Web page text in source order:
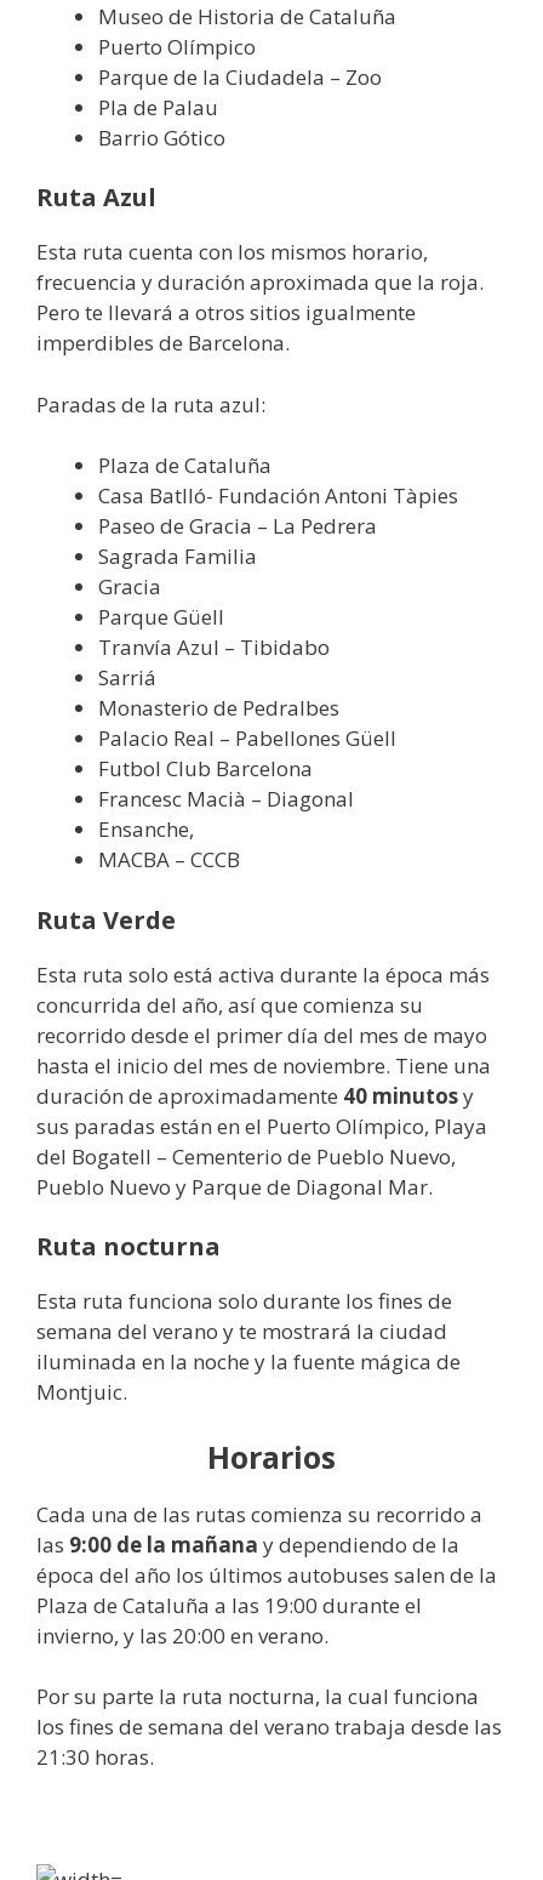
Museo de Historia de Cataluña
Puerto Olímpico
Parque de la Ciudadela – Zoo
Pla de Palau
Barrio Gótico
Ruta Azul
Esta ruta cuenta con los mismos horario,
frecuencia y duración aproximada que la roja.
Pero te llevará a otros sitios igualmente
imperdibles de Barcelona.
Paradas de la ruta azul:
Plaza de Cataluña
Casa Batlló- Fundación Antoni Tàpies
Paseo de Gracia – La Pedrera
Sagrada Familia
Gracia
Parque Güell
Tranvía Azul – Tibidabo
Sarriá
Monasterio de Pedralbes
Palacio Real – Pabellones Güell
Futbol Club Barcelona
Francesc Macià – Diagonal
Ensanche,
MACBA – CCCB
Ruta Verde
Esta ruta solo está activa durante la época más
concurrida del año, así que comienza su
recorrido desde el primer día del mes de mayo
hasta el inicio del mes de noviembre. Tiene una
duración de aproximadamente 40 minutosy
sus paradas están en el Puerto Olímpico, Playa
del Bogatell – Cementerio de Pueblo Nuevo,
Pueblo Nuevo y Parque de Diagonal Mar.
Ruta nocturna
Esta ruta funciona solo durante los fines de
semana del verano y te mostrará la ciudad
iluminada en la noche y la fuente mágica de
Montjuic.
Horarios
Cada una de las rutas comienza su recorrido a
las 9:00 de la mañana y dependiendo de la
época del año los últimos autobuses salen de la
Plaza de Cataluña a las 19:00 durante el
invierno, y las 20:00 en verano.
Por su parte la ruta nocturna, la cual funciona
los fines de semana del verano trabaja desde las
21:30 horas.